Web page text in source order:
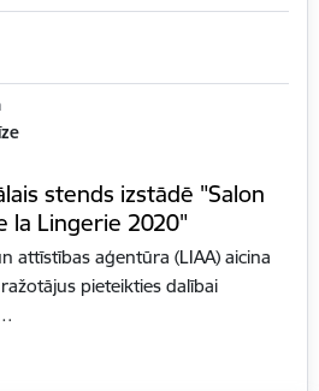
stends izstādē "Salon
la Lingerie 2020"
attīstības aģentūra (LIAA) aicina
pieteikties dalībai